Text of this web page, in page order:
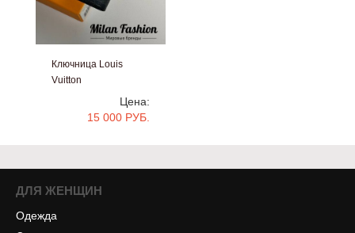
Ключница Louis
Vuitton
Цена:
15 000 РУБ.
ДЛЯ ЖЕНЩИН
Одежда